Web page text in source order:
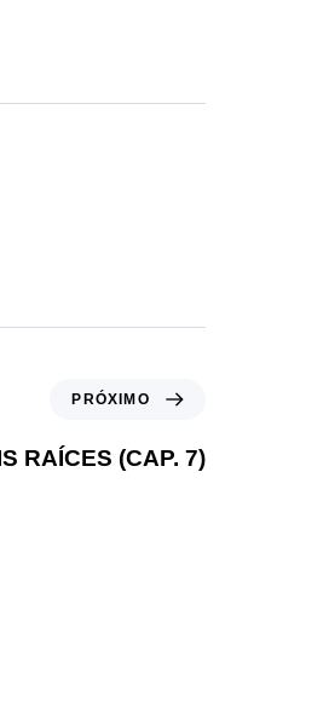
PRÓXIMO
RAÍCES (CAP. 7)